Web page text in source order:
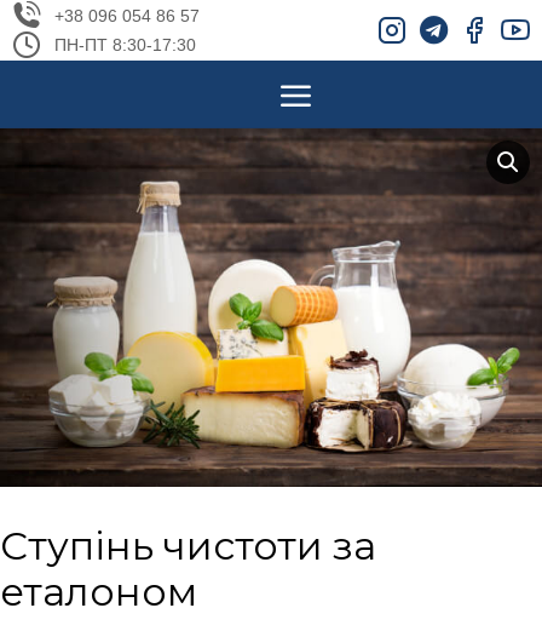
+38 096 054 86 57
ПН-ПТ 8:30-17:30
Ступінь чистоти за
еталоном